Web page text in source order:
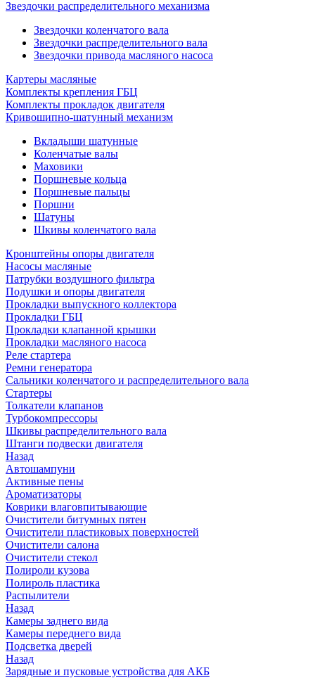
Звездочки распределительного механизма
Звездочки коленчатого вала
Звездочки распределительного вала
Звездочки привода масляного насоса
Картеры масляные
Комплекты крепления ГБЦ
Комплекты прокладок двигателя
Кривошипно-шатунный механизм
Вкладыши шатунные
Коленчатые валы
Маховики
Поршневые кольца
Поршневые пальцы
Поршни
Шатуны
Шкивы коленчатого вала
Кронштейны опоры двигателя
Насосы масляные
Патрубки воздушного фильтра
Подушки и опоры двигателя
Прокладки выпускного коллектора
Прокладки ГБЦ
Прокладки клапанной крышки
Прокладки масляного насоса
Реле стартера
Ремни генератора
Сальники коленчатого и распределительного вала
Стартеры
Толкатели клапанов
Турбокомпрессоры
Шкивы распределительного вала
Штанги подвески двигателя
Назад
Автошампуни
Активные пены
Ароматизаторы
Коврики влаговпитывающие
Очистители битумных пятен
Очистители пластиковых поверхностей
Очистители салона
Очистители стекол
Полироли кузова
Полироль пластика
Распылители
Назад
Камеры заднего вида
Камеры переднего вида
Подсветка дверей
Назад
Зарядные и пусковые устройства для АКБ